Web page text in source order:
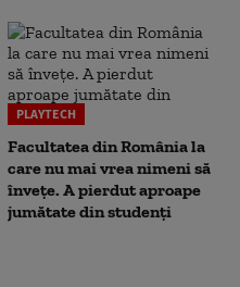
PLAYTECH
Facultatea din România la
care nu mai vrea nimeni să
înveţe. A pierdut aproape
jumătate din studenţi